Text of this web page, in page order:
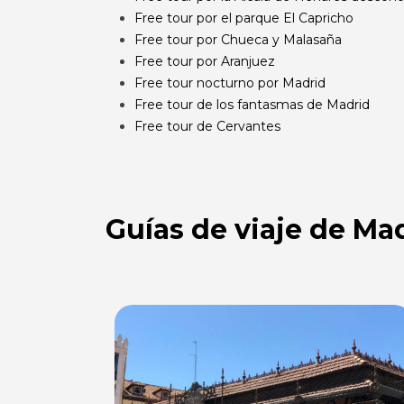
Free tour por el parque El Capricho
Free tour por Chueca y Malasaña
Free tour por Aranjuez
Free tour nocturno por Madrid
Free tour de los fantasmas de Madrid
Free tour de Cervantes
Guías de viaje de